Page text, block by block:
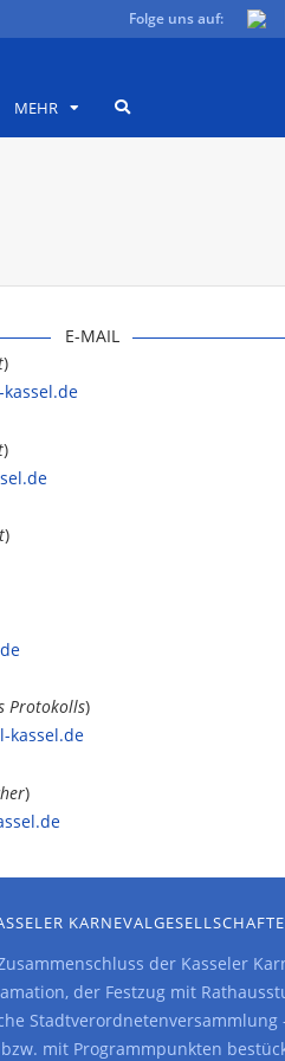
Folge uns auf:
MEHR
E-MAIL
)
)
)
Protokolls)
kassel.de
)
der Kasseler
der Festzug mit
Stadtverordnetenversammlung
mit Programmpunkten